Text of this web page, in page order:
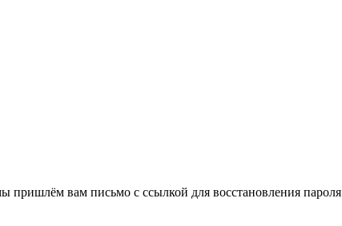
пришлём вам письмо с ссылкой для восстановления пароля